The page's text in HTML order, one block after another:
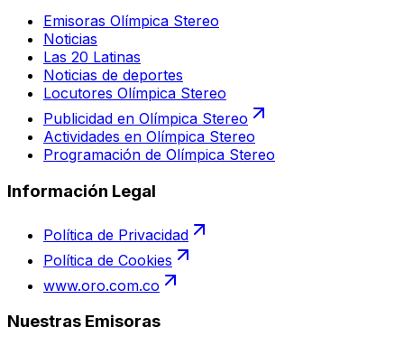
Emisoras Olímpica Stereo
Noticias
Las 20 Latinas
Noticias de deportes
Locutores Olímpica Stereo
Publicidad en Olímpica Stereo
Actividades en Olímpica Stereo
Programación de Olímpica Stereo
Información Legal
Política de Privacidad
Política de Cookies
www.oro.com.co
Nuestras Emisoras